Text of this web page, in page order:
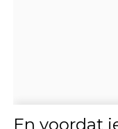
En voordat